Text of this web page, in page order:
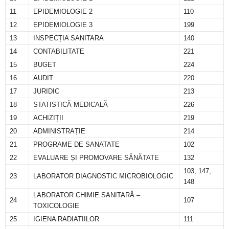
11
EPIDEMIOLOGIE 2
110
12
EPIDEMIOLOGIE 3
199
13
INSPECȚIA SANITARA
140
14
CONTABILITATE
221
15
BUGET
224
16
AUDIT
220
17
JURIDIC
213
18
STATISTICĂ MEDICALĂ
226
19
ACHIZIȚII
219
20
ADMINISTRAȚIE
214
21
PROGRAME DE SANATATE
102
22
EVALUARE ȘI PROMOVARE SĂNĂTATE 132
23 LABORATOR DIAGNOSTIC MICROBIOLOGIC
103, 147,
148
24
LABORATOR CHIMIE SANITARĂ –
TOXICOLOGIE
107
25 IGIENA RADIATIILOR
111